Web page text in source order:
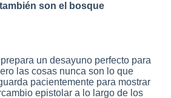
son el bosque
un desayuno perfecto para
las cosas nunca son lo que
pacientemente para mostrar
epistolar a lo largo de los